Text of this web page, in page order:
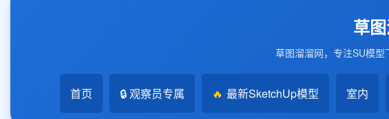
草
草图溜溜网，专注SU模
首页 🔒 观察员专属 🔥 最新SketchUp模型 室内